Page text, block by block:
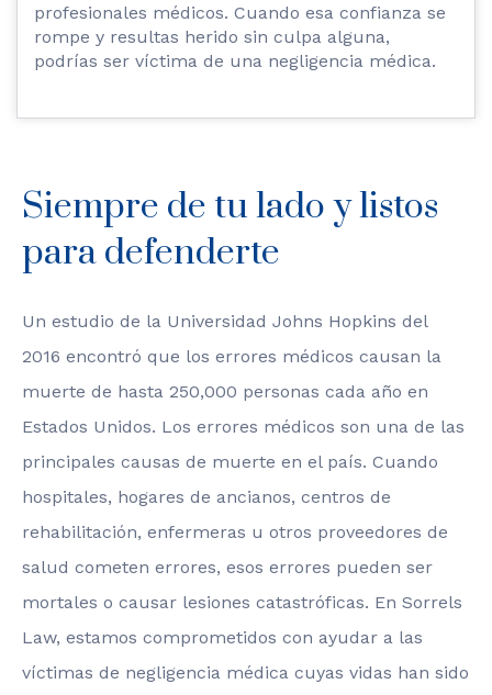
profesionales médicos. Cuando esa confianza se
rompe y resultas herido sin culpa alguna,
podrías ser víctima de una negligencia médica.
Siempre de tu lado y listos
para defenderte
Un estudio de la Universidad Johns Hopkins del
2016 encontró que los errores médicos causan la
muerte de hasta 250,000 personas cada año en
Estados Unidos. Los errores médicos son una de las
principales causas de muerte en el país. Cuando
hospitales, hogares de ancianos, centros de
rehabilitación, enfermeras u otros proveedores de
salud cometen errores, esos errores pueden ser
mortales o causar lesiones catastróficas. En Sorrels
Law, estamos comprometidos con ayudar a las
víctimas de negligencia médica cuyas vidas han sido